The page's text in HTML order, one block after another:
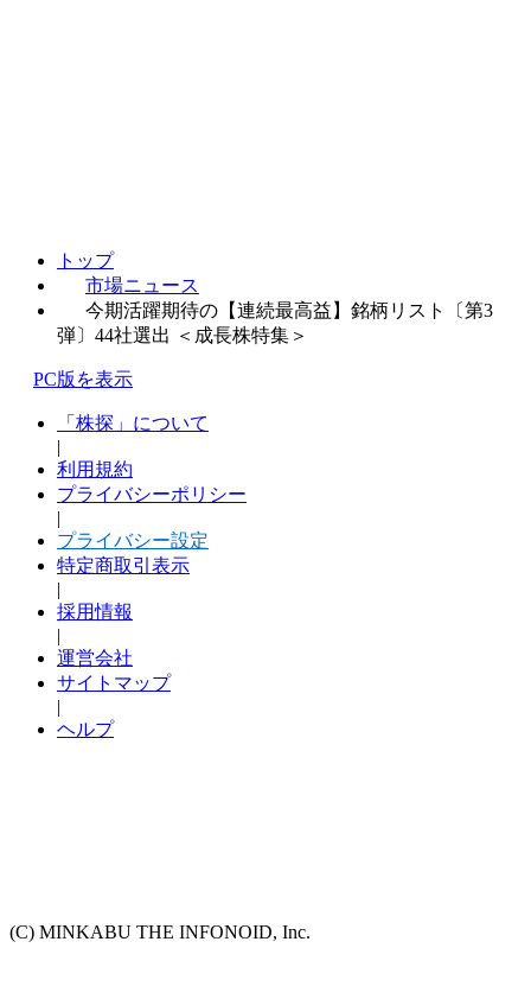
トップ
市場ニュース
今期活躍期待の【連続最高益】銘柄リスト〔第3
弾〕44社選出 ＜成長株特集＞
PC版を表示
「株探」について
|
利用規約
プライバシーポリシー
|
プライバシー設定
特定商取引表示
|
採用情報
|
運営会社
サイトマップ
|
ヘルプ
(C) MINKABU THE INFONOID, Inc.